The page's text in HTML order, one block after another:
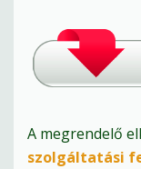
A megrendelő
szolgáltatási